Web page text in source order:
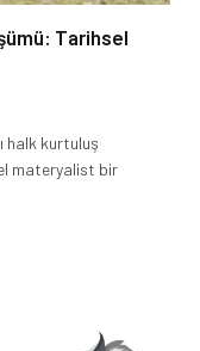
Tarihsel
halk kurtuluş
materyalist bir